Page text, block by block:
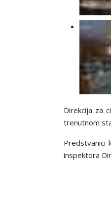
Direkcija za
trenutnom
Predstvanici
inspektora